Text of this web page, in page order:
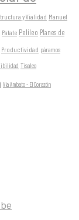
y Vialidad Manuel
Patate Pelileo Planes de
Productividad páramos
Tisaleo
Vía Ambato - El Corazón